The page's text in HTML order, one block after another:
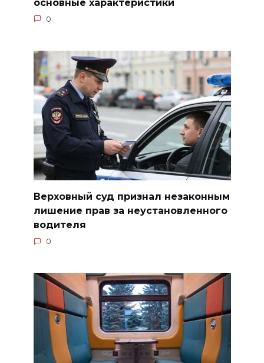
основные характеристики
0
Верховный суд признал незаконным
лишение прав за неустановленного
водителя
0